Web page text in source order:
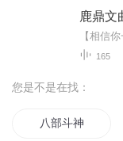
165
您是不是在找：
八部斗神